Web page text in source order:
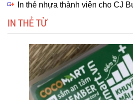
In thẻ nhựa thành viên cho CJ
IN THẺ TỪ